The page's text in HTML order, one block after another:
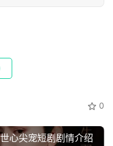
0
心尖宠短剧剧情介绍